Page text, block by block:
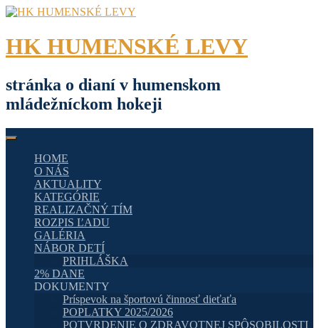
Skip
content
HK HUMENSKÉ LEVY
stránka o dianí v humenskom
mládežníckom hokeji
HOME
O NÁS
AKTUALITY
KATEGÓRIE
REALIZAČNÝ TÍM
ROZPIS ĽADU
GALÉRIA
NÁBOR DETÍ
PRIHLÁŠKA
2% DANE
DOKUMENTY
Príspevok na športovú činnosť dieťaťa
POPLATKY 2025/2026
POTVRDENIE O ZDRAVOTNEJ SPÔSOBILOSTI